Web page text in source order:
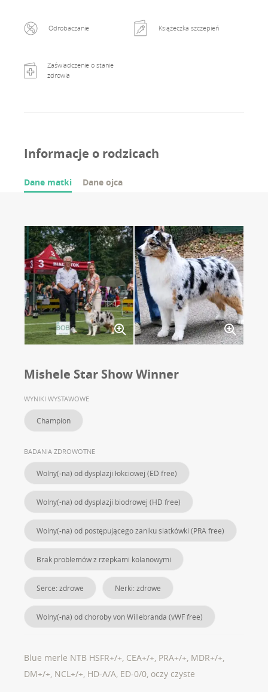
Odrobaczanie Książeczka szczepień
Zaświadczenie o stanie
zdrowia
Informacje o rodzicach
Dane matki Dane ojca
Mishele Star Show Winner
WYNIKI WYSTAWOWE
Champion
BADANIA ZDROWOTNE
Wolny(-na) od dysplazji łokciowej (ED free)
Wolny(-na) od dysplazji biodrowej (HD free)
Wolny(-na) od postępującego zaniku siatkówki (PRA free)
Brak problemów z rzepkami kolanowymi
Serce: zdrowe Nerki: zdrowe
Wolny(-na) od choroby von Willebranda (vWF free)
Blue merle NTB HSFR+/+, CEA+/+, PRA+/+, MDR+/+,
DM+/+, NCL+/+, HD-A/A, ED-0/0, oczy czyste